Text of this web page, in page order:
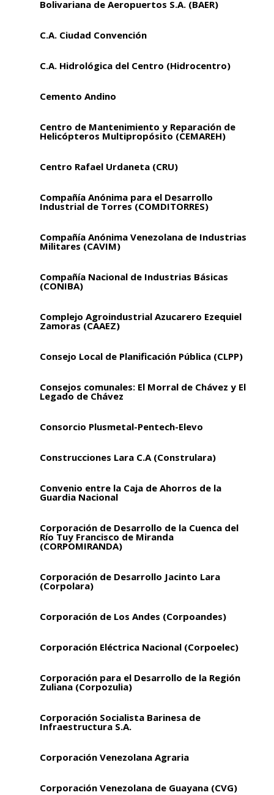
Bolivariana de Aeropuertos S.A. (BAER)
C.A. Ciudad Convención
C.A. Hidrológica del Centro (Hidrocentro)
Cemento Andino
Centro de Mantenimiento y Reparación de
Helicópteros Multipropósito (CEMAREH)
Centro Rafael Urdaneta (CRU)
Compañía Anónima para el Desarrollo
Industrial de Torres (COMDITORRES)
Compañía Anónima Venezolana de Industrias
Militares (CAVIM)
Compañía Nacional de Industrias Básicas
(CONIBA)
Complejo Agroindustrial Azucarero Ezequiel
Zamoras (CAAEZ)
Consejo Local de Planificación Pública (CLPP)
Consejos comunales: El Morral de Chávez y El
Legado de Chávez
Consorcio Plusmetal-Pentech-Elevo
Construcciones Lara C.A (Construlara)
Convenio entre la Caja de Ahorros de la
Guardia Nacional
Corporación de Desarrollo de la Cuenca del
Río Tuy Francisco de Miranda
(CORPOMIRANDA)
Corporación de Desarrollo Jacinto Lara
(Corpolara)
Corporación de Los Andes (Corpoandes)
Corporación Eléctrica Nacional (Corpoelec)
Corporación para el Desarrollo de la Región
Zuliana (Corpozulia)
Corporación Socialista Barinesa de
Infraestructura S.A.
Corporación Venezolana Agraria
Corporación Venezolana de Guayana (CVG)